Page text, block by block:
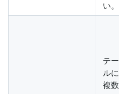
い。
テ
ル
複